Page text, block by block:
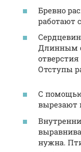
Бревно
работают
Длинным
Отступы
С
вырезают
нужна.